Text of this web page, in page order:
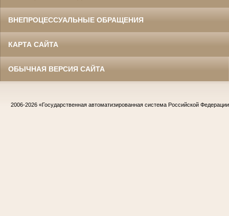
ВНЕПРОЦЕССУАЛЬНЫЕ ОБРАЩЕНИЯ
КАРТА САЙТА
ОБЫЧНАЯ ВЕРСИЯ САЙТА
2006-2026 «Государственная автоматизированная система Российской